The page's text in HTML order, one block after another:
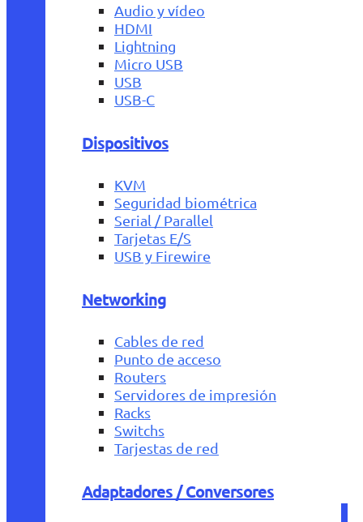
Audio y vídeo
HDMI
Lightning
Micro USB
USB
USB-C
Dispositivos
KVM
Seguridad biométrica
Serial / Parallel
Tarjetas E/S
USB y Firewire
Networking
Cables de red
Punto de acceso
Routers
Servidores de impresión
Racks
Switchs
Tarjestas de red
Adaptadores / Conversores